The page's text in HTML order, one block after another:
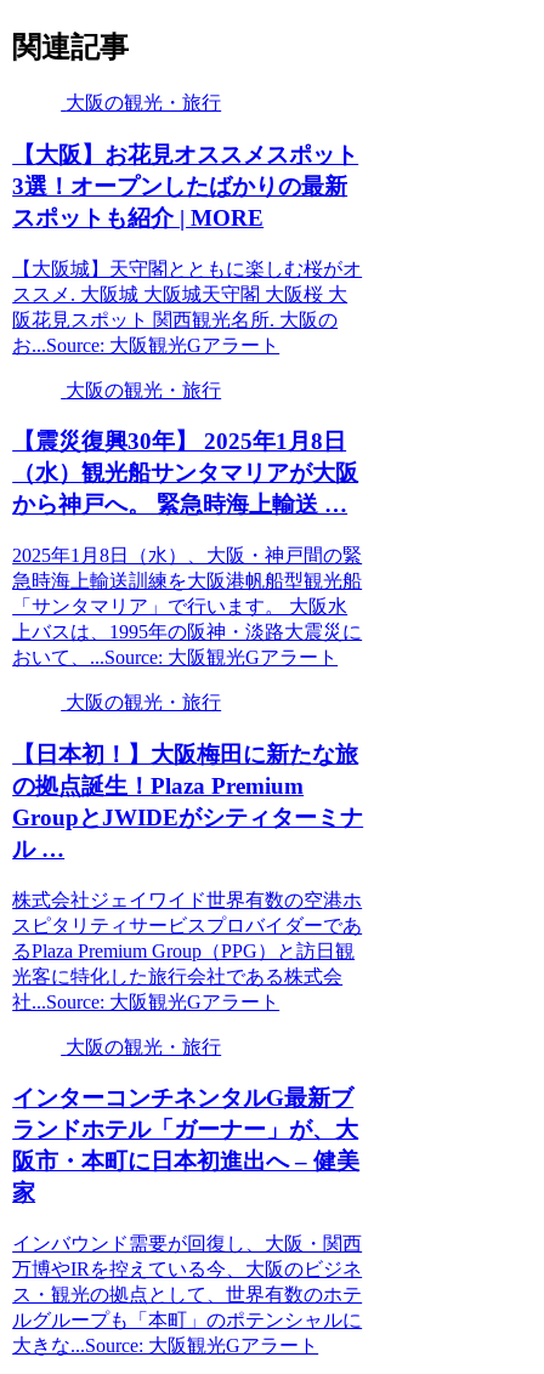
関連記事
大阪の観光・旅行
【大阪 】お花見オススメスポット
3選！オープンしたばかりの最新
スポットも紹介 | MORE
【大阪城】天守閣とともに楽しむ桜がオ
ススメ. 大阪城 大阪城天守閣 大阪桜 大
阪花見スポット 関西観光名所. 大阪の
お...Source: 大阪観光Gアラート
大阪の観光・旅行
【震災復興30年】 2025年1月8日
（水）観光船サンタマリアが大阪
から神戸へ。 緊急時海上輸送 …
2025年1月8日（水）、大阪・神戸間の緊
急時海上輸送訓練を大阪港帆船型観光船
「サンタマリア」で行います。 大阪水
上バスは、1995年の阪神・淡路大震災に
おいて、...Source: 大阪観光Gアラート
大阪の観光・旅行
【日本初！】 大阪梅田に新たな旅
の拠点誕生！Plaza Premium
GroupとJWIDEがシティターミナ
ル …
株式会社ジェイワイド世界有数の空港ホ
スピタリティサービスプロバイダーであ
るPlaza Premium Group（PPG）と訪日観
光客に特化した旅行会社である株式会
社...Source: 大阪観光Gアラート
大阪の観光・旅行
インターコンチネンタルG最新ブ
ランドホテル「ガーナー」が、 大
阪市・本町に日本初進出へ – 健美
家
インバウンド需要が回復し、大阪・関西
万博やIRを控えている今、大阪のビジネ
ス・観光の拠点として、世界有数のホテ
ルグループも「本町」のポテンシャルに
大きな...Source: 大阪観光Gアラート